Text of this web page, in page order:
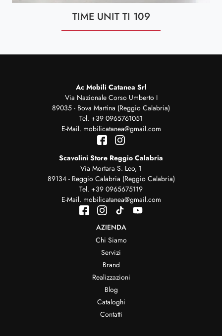
TIME UNIT TI 109
Ac Mobili Catanea Srl
Via Nazionale Corso Umberto I
89035 - Bova Martina (Reggio Calabria)
Tel. +39 0965761051
E-Mail. mobilicatanea@gmail.com
Scavolini Store Reggio Calabria
Via Mortara S. Leo, 1
89134 - Reggio Calabria (Reggio Calabria)
Tel. +39 0965675119
E-Mail. mobilicatanea@gmail.com
AZIENDA
Chi Siamo
Servizi
Brand
Realizzazioni
Blog
Cataloghi
Contatti